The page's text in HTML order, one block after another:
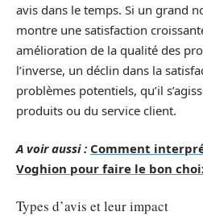
avis dans le temps. Si un grand
montre une satisfaction
amélioration de la qualité des
l’inverse, un déclin dans la
problèmes potentiels, qu’il
produits ou du service client.
A voir aussi : Comment
Voghion pour faire le bon
Types d’avis et leur impact